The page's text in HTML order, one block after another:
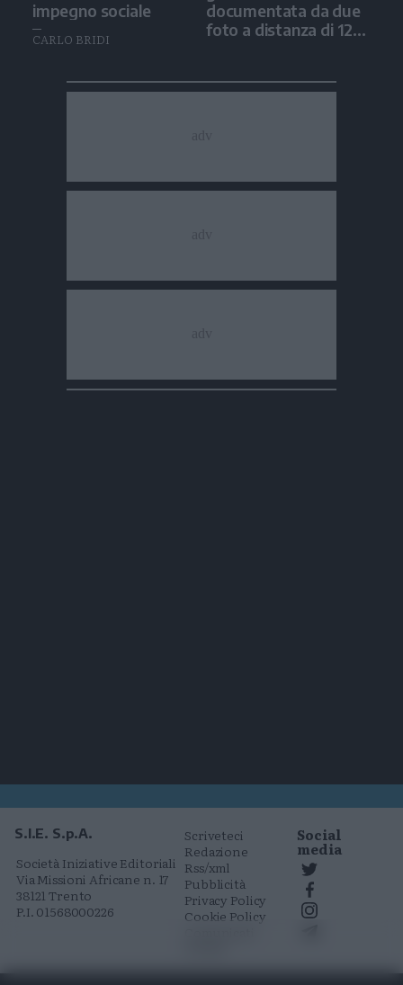
impegno sociale
CARLO BRIDI
documentata da due
foto a distanza di 12
S.I.E. S.p.A.
Società Iniziative Editoriali
Via Missioni Africane n. 17
38121 Trento
P.I. 01568000226
Scriveteci
Redazione
Rss/xml
Pubblicità
Privacy Policy
Cookie Policy
Social
media